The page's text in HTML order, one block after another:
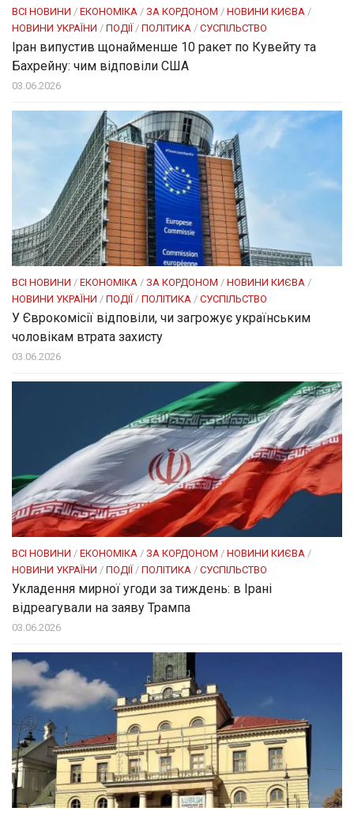
ВСІ НОВИНИ / ЕКОНОМІКА / ЗА КОРДОНОМ / НОВИНИ КИЄВА /
НОВИНИ УКРАЇНИ / ПОДІЇ / ПОЛІТИКА / СУСПІЛЬСТВО
Іран випустив щонайменше 10 ракет по Кувейту та
Бахрейну: чим відповіли США
03.06.2026
ВСІ НОВИНИ / ЕКОНОМІКА / ЗА КОРДОНОМ / НОВИНИ КИЄВА /
НОВИНИ УКРАЇНИ / ПОДІЇ / ПОЛІТИКА / СУСПІЛЬСТВО
У Єврокомісії відповіли, чи загрожує українським
чоловікам втрата захисту
03.06.2026
ВСІ НОВИНИ / ЕКОНОМІКА / ЗА КОРДОНОМ / НОВИНИ КИЄВА /
НОВИНИ УКРАЇНИ / ПОДІЇ / ПОЛІТИКА / СУСПІЛЬСТВО
Укладення мирної угоди за тиждень: в Ірані
відреагували на заяву Трампа
03.06.2026